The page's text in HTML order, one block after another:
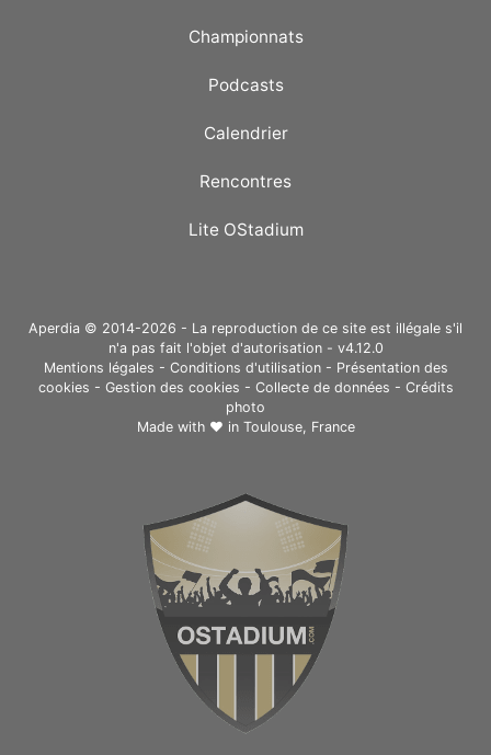
Championnats
Podcasts
Calendrier
Rencontres
Lite OStadium
Aperdia © 2014-2026 - La reproduction de ce site est illégale s'il
n'a pas fait l'objet d'autorisation - v4.12.0
Mentions légales - Conditions d'utilisation- Présentation des
cookies - Gestion des cookies - Collecte de données - Crédits
photo
Made with ❤ in Toulouse, France